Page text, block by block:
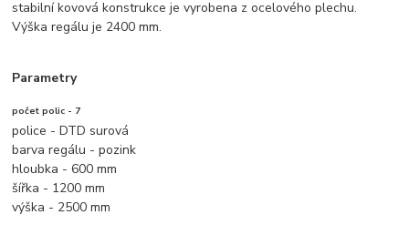
stabilní kovová konstrukce je vyrobena z ocelového plechu.
Výška regálu je 2400 mm.
Parametry
počet polic - 7
police - DTD surová
barva regálu - pozink
hloubka - 600 mm
šířka - 1200 mm
výška - 2500 mm